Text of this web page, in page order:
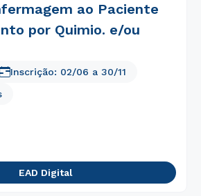
ao Paciente
por Quimio. e/ou
Inscrição: 02/06 a 30/11
EAD Digital